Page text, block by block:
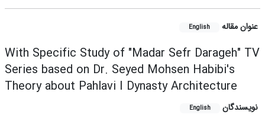
عنوان مقاله English
With Specific Study of "Madar Sefr Darageh" TV
Series based on Dr. Seyed Mohsen Habibi's
Theory about Pahlavi I Dynasty Architecture
نویسندگان English